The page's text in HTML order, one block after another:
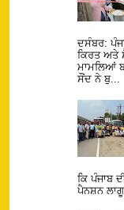
ਦਸੰਬਰ:
ਕਿਰਤ ਅਤੇ
ਮਾਮਲਿਆਂ
ਸੌਂਦ ਨੇ ਬੁ...
ਕਿ ਪੰਜਾਬ
ਪੈਨਸ਼ਨ